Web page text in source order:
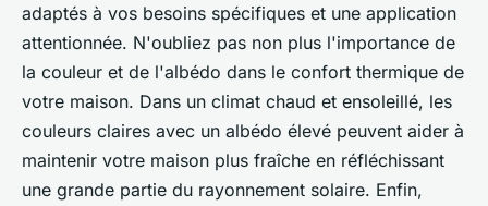
adaptés à vos besoins spécifiques et une application
attentionnée. N'oubliez pas non plus l'importance de
la couleur et de l'albédo dans le confort thermique de
votre maison. Dans un climat chaud et ensoleillé, les
couleurs claires avec un albédo élevé peuvent aider à
maintenir votre maison plus fraîche en réfléchissant
une grande partie du rayonnement solaire. Enfin,